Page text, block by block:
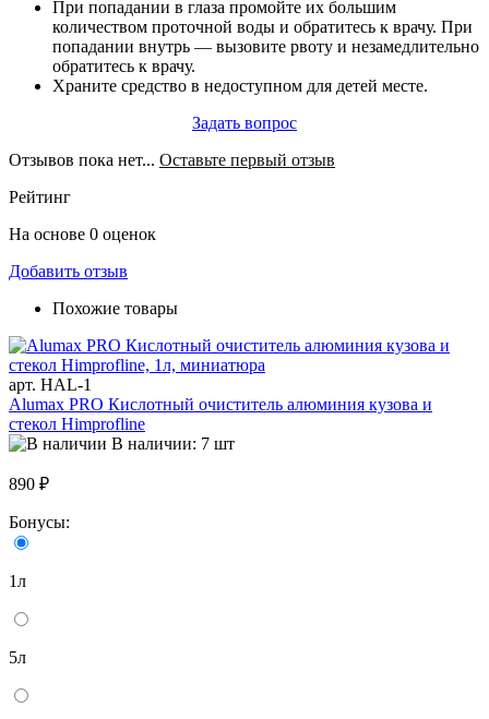
При попадании в глаза промойте их большим
количеством проточной воды и обратитесь к врачу. При
попадании внутрь — вызовите рвоту и незамедлительно
обратитесь к врачу.
Храните средство в недоступном для детей месте.
Задать вопрос
Отзывов пока нет... Оставьте первый отзыв
Рейтинг
На основе 0 оценок
Добавить отзыв
Похожие товары
арт. HAL-1
Alumax PRO Кислотный очиститель алюминия кузова и
стекол Himprofline
В наличии: 7 шт
890 ₽
Бонусы:
1л
5л